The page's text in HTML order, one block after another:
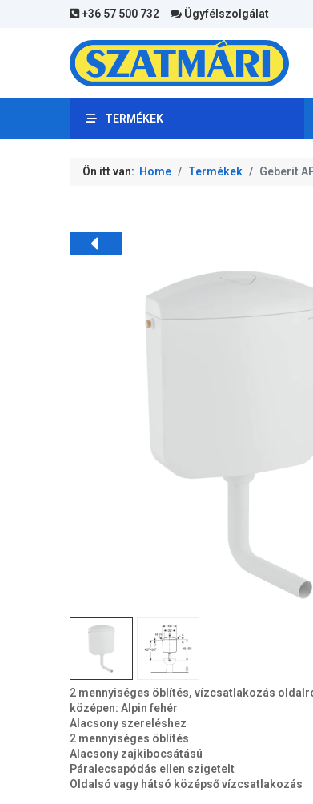
+36 57 500 732 Ügyfélszolgálat
TERMÉKEK
Ön itt van: Home Termékek Geberit
2 mennyiséges öblítés, vízcsatlakozás
középen: Alpin fehér
Alacsony szereléshez
2 mennyiséges öblítés
Alacsony zajkibocsátású
Páralecsapódás ellen szigetelt
Oldalsó vagy hátsó középső vízcsatlakozás